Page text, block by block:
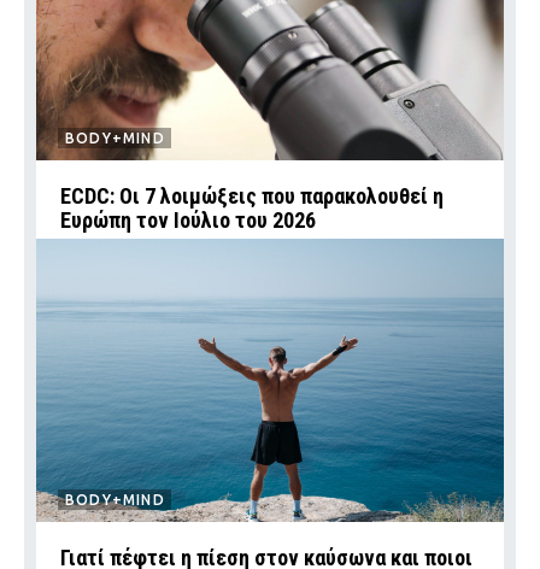
BODY+MIND
ECDC: Οι 7 λοιμώξεις που παρακολουθεί η
Ευρώπη τον Ιούλιο του 2026
BODY+MIND
Γιατί πέφτει η πίεση στον καύσωνα και ποιοι